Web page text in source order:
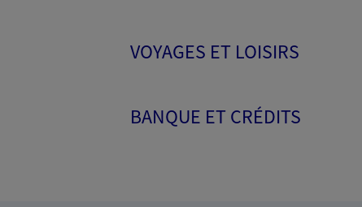
VOYAGES ET LOISIRS
BANQUE ET CRÉDITS